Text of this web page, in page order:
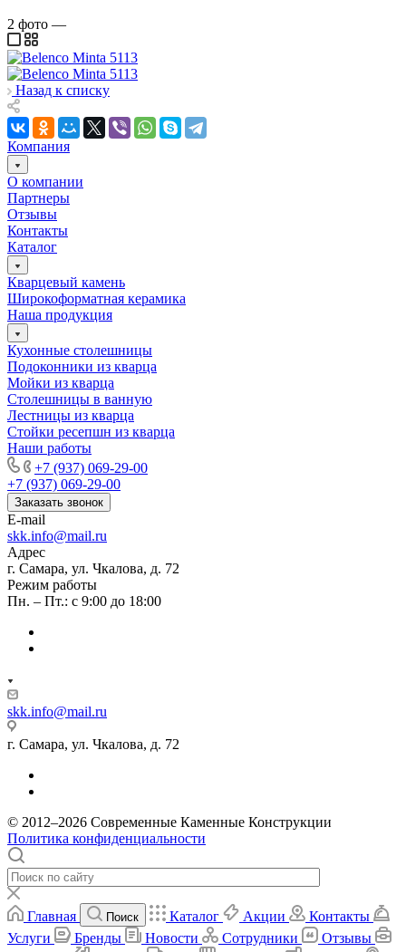
2 фото —
Назад к списку
Компания
О компании
Партнеры
Отзывы
Контакты
Каталог
Кварцевый камень
Широкоформатная керамика
Наша продукция
Кухонные столешницы
Подоконники из кварца
Мойки из кварца
Столешницы в ванную
Лестницы из кварца
Стойки ресепшн из кварца
Наши работы
+7 (937) 069-29-00
+7 (937) 069-29-00
Заказать звонок
E-mail
skk.info@mail.ru
Адрес
г. Самара, ул. Чкалова, д. 72
Режим работы
Пн. – Пт.: с 9:00 до 18:00
skk.info@mail.ru
г. Самара, ул. Чкалова, д. 72
© 2012–2026 Современные Каменные Конструкции
Политика конфиденциальности
Главная Поиск Каталог Акции
Контакты
Услуги
Бренды Новости Сотрудники
Отзывы